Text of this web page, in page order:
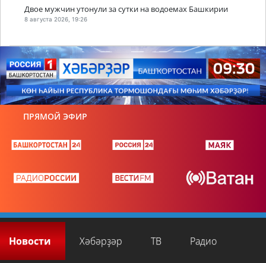
Двое мужчин утонули за сутки на водоемах Башкирии
8 августа 2026, 19:26
ПРЯМОЙ ЭФИР
Новости Хәбәрҙәр ТВ Радио